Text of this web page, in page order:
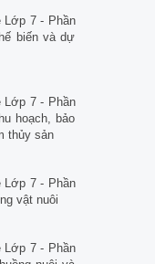
Lớp 7 - Phần
biến và dự
Lớp 7 - Phần
hoạch, bảo
thủy sản
Lớp 7 - Phần
vật nuôi
Lớp 7 - Phần